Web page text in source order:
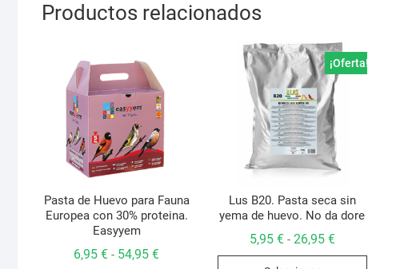
Productos relacionados
Pasta de Huevo para Fauna
Europea con 30% proteina.
Easyyem
6,95€ - 54,95€Rango
¡Oferta!
Lus B20. Pasta seca sin
yema de huevo. No da dore
5,95 € - 26,95 €Rango
Este